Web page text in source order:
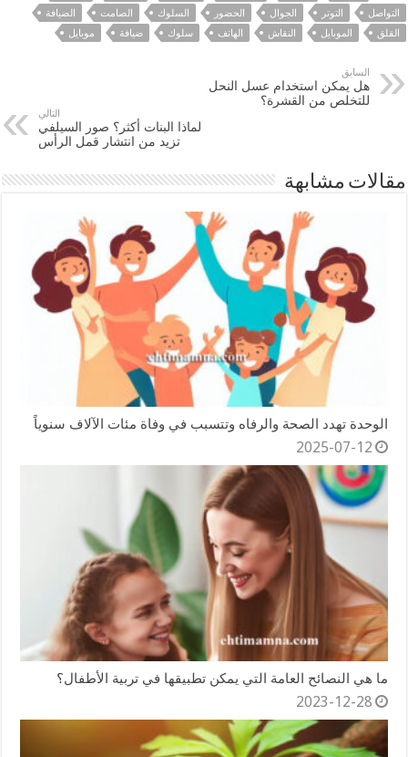
التواصل
التوتر الجوال الحضور السلوك الصامت
الضيافة
القلق
الموبايل النقاش الهاتف سلوك ضيافة موبايل
السابق
هل يمكن استخدام عسل النحل
للتخلص من القشرة؟
التالي
لماذا البنات أكثر؟ صور السيلفي
تزيد من انتشار قمل الرأس
مقالات مشابهة
الوحدة تهدد الصحة والرفاه وتتسبب في وفاة مئات الآلاف سنوياً
2025-07-12
ما هي النصائح العامة التي يمكن تطبيقها في تربية الأطفال؟
2023-12-28